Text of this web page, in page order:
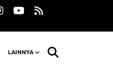
LAINNYA